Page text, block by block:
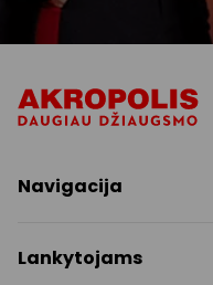
Navigacija
Paslaugos
Lankytojams